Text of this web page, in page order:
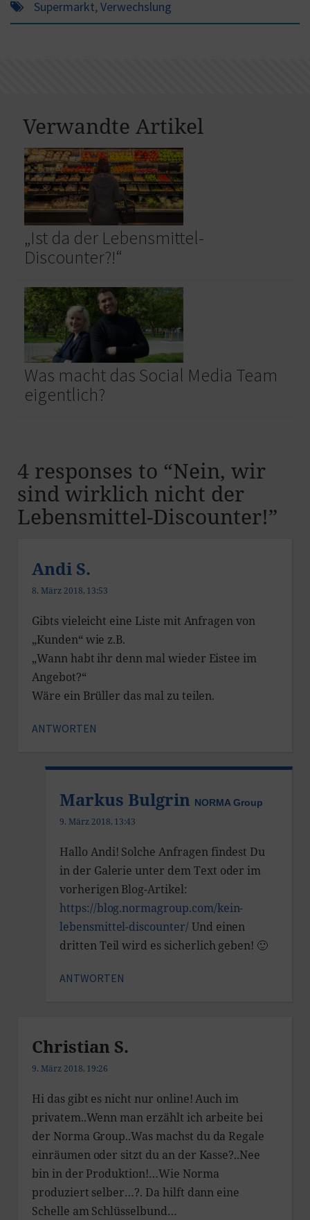
Supermarkt, Verwechslung
Verwandte Artikel
„Ist da der Lebensmittel-
Discounter?!“
Was macht das Social Media Team
eigentlich?
4 responses to “Nein, wir
sind wirklich nicht der
Lebensmittel-Discounter!”
Andi S.
8. März 2018, 13:53
Gibts vieleicht eine Liste mit Anfragen von
„Kunden“ wie z.B.
„Wann habt ihr denn mal wieder Eistee im
Angebot?“
Wäre ein Brüller das mal zu teilen.
ANTWORTEN
Markus Bulgrin NORMA Group
9. März 2018, 13:43
Hallo Andi! Solche Anfragen findest Du
in der Galerie unter dem Text oder im
vorherigen Blog-Artikel:
https://blog.normagroup.com/kein-
lebensmittel-discounter/Und einen
dritten Teil wird es sicherlich geben! 🙂
ANTWORTEN
Christian S.
9. März 2018, 19:26
Hi das gibt es nicht nur online! Auch im
privatem..Wenn man erzählt ich arbeite bei
der Norma Group..Was machst du da Regale
einräumen oder sitzt du an der Kasse?..Nee
bin in der Produktion!…Wie Norma
produziert selber…?. Da hilft dann eine
Schelle am Schlüsselbund…